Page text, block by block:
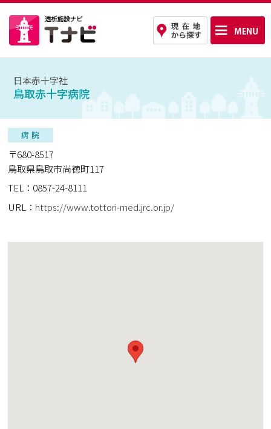
日本赤十字社
鳥取赤十字病院
〒680-8517
鳥取県鳥取市尚徳町117
TEL：0857-24-8111
URL： https://www.tottori-med.jrc.or.jp/